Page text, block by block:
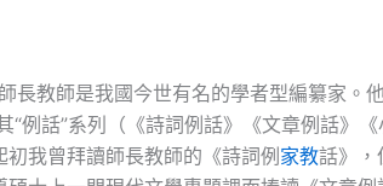
長教師是我國今世有名的學者型編纂家。
“例話”系列（《詩詞例話》《文章例話》
我曾拜讀師長教師的《詩詞例 家教話》，